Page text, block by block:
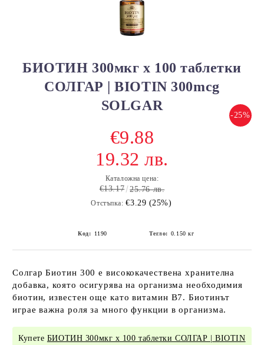
БИОТИН 300мкг х 100 таблетки
СОЛГАР | BIOTIN 300mcg
SOLGAR
-25%
€9.88
19.32 лв.
Каталожна цена:
€13.17 25.76 лв.
Отстъпка: €3.29 (25%)
Код: 1190 Тегло: 0.150 кг
Солгар Биотин 300 е висококачествена хранителна
добавка, която осигурява на организма необходимия
биотин, известен още като витамин B7. Биотинът
играе важна роля за много функции в организма.
Купете БИОТИН 300мкг х 100 таблетки СОЛГАР | BIOTIN